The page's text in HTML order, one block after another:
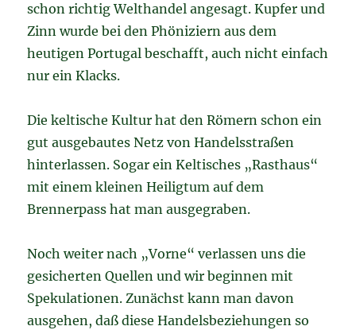
schon richtig Welthandel angesagt. Kupfer und
Zinn wurde bei den Phöniziern aus dem
heutigen Portugal beschafft, auch nicht einfach
nur ein Klacks.
Die keltische Kultur hat den Römern schon ein
gut ausgebautes Netz von Handelsstraßen
hinterlassen. Sogar ein Keltisches „Rasthaus“
mit einem kleinen Heiligtum auf dem
Brennerpass hat man ausgegraben.
Noch weiter nach „Vorne“ verlassen uns die
gesicherten Quellen und wir beginnen mit
Spekulationen. Zunächst kann man davon
ausgehen, daß diese Handelsbeziehungen so